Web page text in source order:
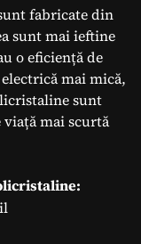
fabricate din
sunt mai ieftine
o eficiență de
mai mică,
sunt
mai scurtă